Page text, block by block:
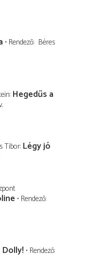
Rendező Béres
Hegedűs a
Tibor Légy jó
Rendező
Rendező